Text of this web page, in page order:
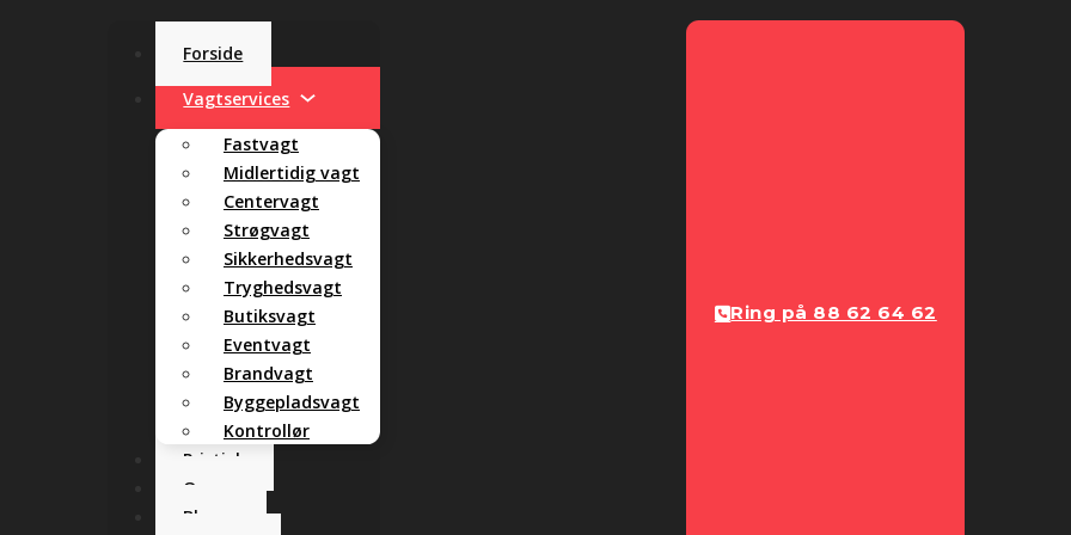
Forside
Vagtservices
Fastvagt
Midlertidig vagt
Centervagt
Strøgvagt
Sikkerhedsvagt
Tryghedsvagt
Butiksvagt
Eventvagt
Brandvagt
Byggepladsvagt
Kontrollør
Pristjek
Om os
Blog
Ring på 88 62 64 62